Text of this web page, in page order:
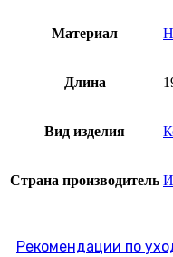
Материал
Длина
Вид изделия
Страна производитель
Рекомендации по